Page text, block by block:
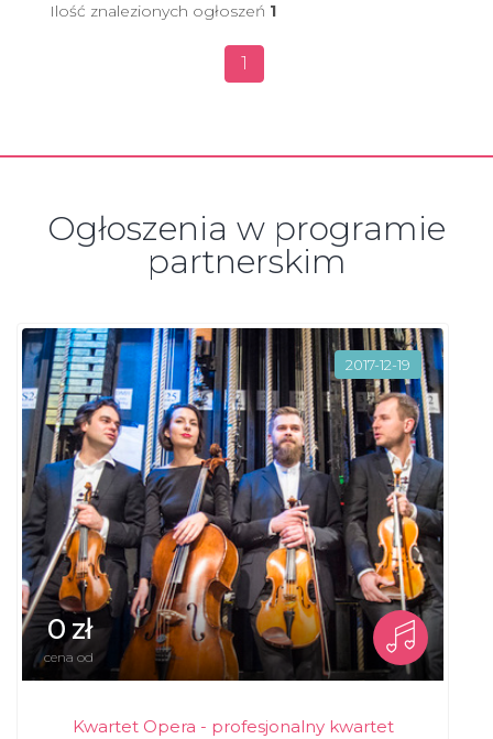
Ilość znalezionych ogłoszeń 1
1
Ogłoszenia w programie
partnerskim
2017-12-19
0 zł
cena od
Kwartet Opera - profesjonalny kwartet